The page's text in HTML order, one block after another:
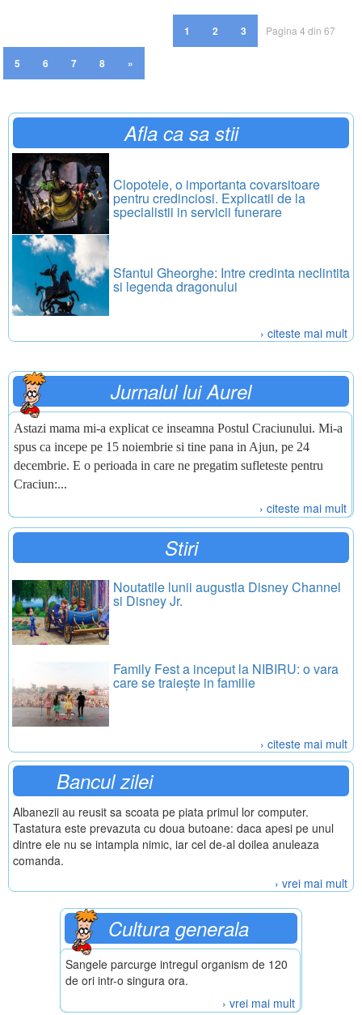
1 2 3 Pagina 4 din 67
5 6 7 8 »
Afla ca sa stii
Clopotele, o importanta covarsitoare
pentru credinciosi. Explicatii de la
specialistii in servicii funerare
Sfantul Gheorghe: Intre credinta neclintita
si legenda dragonului
› citeste mai mult
Jurnalul lui Aurel
Astazi mama mi-a explicat ce inseamna Postul Craciunului. Mi-a
spus ca incepe pe 15 noiembrie si tine pana in Ajun, pe 24
decembrie. E o perioada in care ne pregatim sufleteste pentru
Craciun:...
› citeste mai mult
Stiri
Noutatile lunii augustla Disney Channel
si Disney Jr.
Family Fest a inceput la NIBIRU: o vara
care se traiește in familie
› citeste mai mult
Bancul zilei
Albanezii au reusit sa scoata pe piata primul lor computer.
Tastatura este prevazuta cu doua butoane: daca apesi pe unul
dintre ele nu se intampla nimic, iar cel de-al doilea anuleaza
comanda.
› vrei mai mult
Cultura generala
Sangele parcurge intregul organism de 120
de ori intr-o singura ora.
› vrei mai mult